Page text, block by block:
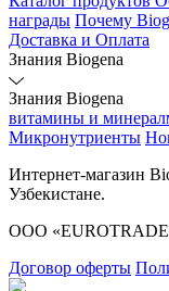
награды Почему
Доставка и Оплата
Знания Biogena
Знания Biogena
витамины и
Микронутриенты
Интернет-магазин
Узбекистане.
ООО
Договор оферты